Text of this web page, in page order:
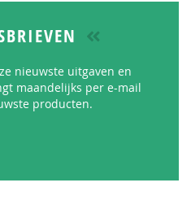
nieuwste uitgaven en
maandelijks per e-mail
producten.